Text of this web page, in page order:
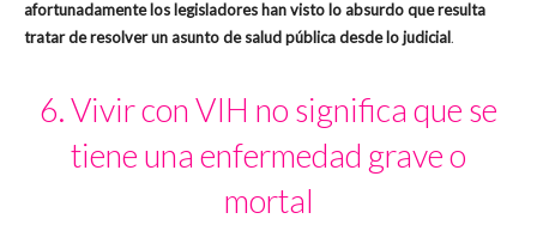
afortunadamente los legisladores han visto lo absurdo que resulta
tratar de resolver un asunto de salud pública desde lo judicial.
6. Vivir con VIH no significa que se
tiene una enfermedad grave o
mortal